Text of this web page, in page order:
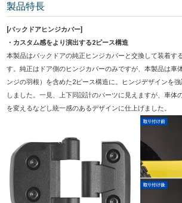
製品特長
[バックドアヒンジカバー]
・カスタム感をより演出する2ピース構造
本製品はバックドアの純正ヒンジカバーと交換して装着す
す。純正はドア側のヒンジカバーのみですが、本製品は車
ンジの羽根）を含めた2ピース構造に。ヒンジデザインを
しました。一見、上下同設計のパーツに見えますが、車体
を変えるなどし統一感のあるデザインに仕上げました。